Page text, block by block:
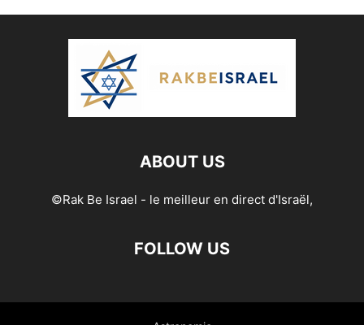
ABOUT US
©Rak Be Israel - le meilleur en direct d'Israël,
FOLLOW US